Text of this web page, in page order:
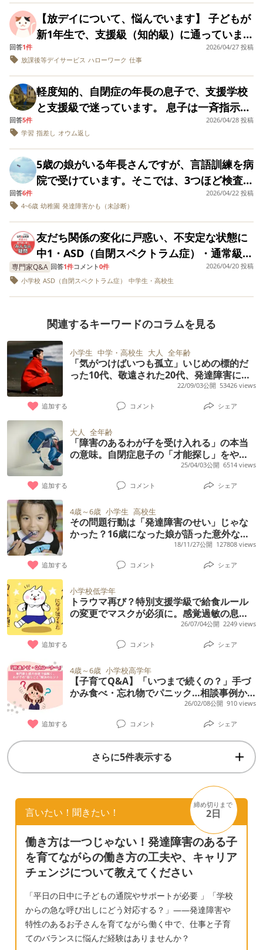
喧嘩になり、取っ組み合い（母と）になりま
す。 スマホやゲームにどっぷり依存していま
すが、こちらが強硬にスクリーンタイムを駆
使して夜中は絶対使わせないため、なんとか
昼夜逆転せずに朝起きて高校へ１時間かけて
通っています。 上記にかいたとおりここまで
親（母）がかなりしつこく子供にかかわって
きました。 だんな（父）には「子供に構い過
ぎ。もっと自主的になにかをやらせない（も
しくはやめさせない）と自分でなにもできな
くなる」と言われています。確かにそのとお
りですが高校生と親の適度な距離感がわかり
で。 中学と違って高校は連絡事項もプリント
とかではなく、本人にgoogle classroomな
どで伝えられるため（時間割や持ち物等
も）、親は子供の予定もわからない状態。年
間行事のおおまかなものだけぺらりと渡さ
きもきすることが多いです。部活の予定など
も然りで、土日の活動にお昼を持たせるのか
もわかないまま、帰ってくるのが夜の７時と
いうことも。 本人には伝えられているのかも
しれませんが、こちらが聞いても「わからな
い」と返されることが多く、２回聞くとキレ
ます。 毎年緊張感が抜けてくる６月頃、秋の
行事シーズン＆学級閉鎖シーズン、授業がゆ
るくなる年度末、に必ずトラブルが起こりま
す。 高校に入ってからも同じことが予想され
ますが、事前に先生に面談して相談しておく
べきか悩んでいます。 普通高校の先生はいっ
たいどのくらい生徒の生活面にかかわってく
れるのでしょうか。 中学生になってから親が
学校にフォローをお願いするのをとても嫌が
り（友達に何か言われたのかもしれません
が）「どうせあんたなんて何もできないんだ
から余計なことしないで」と言われていま
す。 本人はADHDであることは自覚していま
すが、フォローはされたくない、困っていな
い、という姿勢です。 友達の目を何より気に
している様子なので。 長々と書いてしまいま
したが、子供が高校生になって同じような経
験のある方、子供とのかかわり方や高校との
連携など教えていただけると助かります。 よ
ろしくお願いいたします。
ないし、身体はふにゃふにゃです。吸う力は
ないですが、今のところ飲み込む力は多少あ
るみたいです。誤嚥したことはありません。
明らかに筋肉が弱いのですが、診断名がつか
がつくまで時間がかかった場合、どのように
対応されていましたか？ 心身ともに健康な赤
ちゃんとして判断されるのでしょうか？ かか
りつけ医に診断がつくか不安だと聞いたこと
がありますが、「うーん、そだねー」で終わ
ってしまいます。 何かしら診断がつくのに時
間がかかった方、どのようになったか流れや
経験談を教えていただけないでしょうか。
いいですか。
ようなことがあれば中学から（あるいは小学
校の途中から）特別支援学校へ移ることも選
択肢に入れたいと考えています。 これまでの
発達検査や療育の資料はすべて手元にあり、
と連携を始めたところです。 そこで、支援学
校への転校や中学からの入学を視野に入れて
いる場合、低学年のうちからどのような準備
や情報収集をしておくべきでしょうか？特に
お聞きしたいのは以下の点です。 1.記録の残
し方：学校での様子や家庭での変化など、将
来の判断材料としてどのような記録を蓄積し
ミング： まだ1年生ですが、早い段階で支援
どこかに相談すべきでしょうか。 3.判断の目
安：「支援級から支援学校へ」と切り替えた
経験がある方がいらっしゃれば、どのような
ない先生が多い感じがして（これは仕方のな
いことで、分かっていたことではあるのです
が） 今の選択が間違いだったのではと心が不
安定になってしまったりもしています。 しか
し、前向きに動きたいと思っていますので、
アドバイスをいただけると幸いです。 ちなみ
に現在は、楽しく学校には通えている状況で
す。
いるのですが、このままだと借金地獄の人生
になるのでは？と。 お金の計算が小さい時か
ら苦手です。提出物も出せない、部屋がグチ
ャグチャ、片付けは一気にしてまた2日後には
グチャグチャとなります。 将来が心配で
す。小学生のときに1ヶ月ほど不登校になりま
したが、中学は休まずがんばれました。高校
になり、半分大人になりかけて、どう育てた
ように伝えて教えたらいいのか。 我が家は共
働き、中流家庭だと思います。まわりの友達
はバイトをしているのである程度お金をもっ
ています。他人に借金をしないようにと伝え
ているのですが、毎日1000円つかうのは働く
大人の生活だよと。アドバイスをいただける
とありがたいです。私は子育ては苦手です。
一人娘で、主人は優しくいい父、夫ですが、
高校でたら絶縁でもいいと、ドライな事をい
います。 大切な娘を立派な大人にしてやりた
いとおもっています。アドバイスをお願いし
ます。
ことが多いです。 また、運動神経は悪くはな
いはずなのですが、どうも感覚が悪く、5ヶ月
かかってやっとけん玉のもしカメが10回でき
るようになったり、スイミングでは、いまだ
にバタ足が合格しません。キャッチボール
は、やっとまっすぐ投げられるようになって
きましたが、集中が切れやすいです。 学習面
で遅れないか、 運動が苦手で友達に仲間外れ
にされないか 大変心配しています。 親として
できることは何でしょう？ ご助言お願いしま
す。 ※心配していた社会性の部分では、自分
の興味に引っ張られがちなところや、内向き
ら友達に向かう姿が増え、一緒に鬼ごっこや
最近はドッジボール、ボードゲームや虫取り
など、楽しむ姿が見られるようになりまし
た。やりとりもスムーズで、何かする前は必
ずお伺いしたり、ごめん、ありがとうをさり
て、譲ったり受け入れたりする姿がみられる
ようになりました。また、何して遊ぶか相談
しながら遊びを進める姿も増えています。た
だ、苦手な遊びだとふざけることもあるの
で、友達に怒られてます。
【放デイについて、悩んでいます】 子どもが
新1年生で、支援級（知的級）に通っていま
す。 現在、放課後等デイサービスを2か所利
用しているのですが、どちらも同じ運営会社
している形です。 その中で、全体を見ている
女性の方（代表のような立場の方）がいるの
ですが、少しクセが強い印象を受けました。
まだ契約時やその後少し関わった程度ではあ
るのですが、そのときのやり取りや雰囲気か
ら、職員の方々も対応に気を使っているよう
に感じてしまい、不安があります。 また、2
か所のうちの1か所で責任者をされていた方が
4月末で退職されると知り、その方もその女性
とのやり取りで疲れているような印象を受け
ていたので、「やっぱりか…」といった感じ
でした。 さらに、ハローワークで事業所の求
人が出ているのも見かけ、内部の状況が少し
手当を受けながら在宅で副業をしているた
探しも進めていく予定で、外に出る機会が増
えることを考え、5月後半からは週5利用にし
ていこうという話はすでに進めています。 た
だ、最近少し子どもに疲れが見えるような気
が）、このまま週5に増やして大丈夫なのか迷
っています。 一旦は週3のまま様子を見た方
がいいのではとも思うのですが、すでに週5で
話を進めているため、今から変更すると事業
う気持ちもあります。 また、もし一度週3に
戻した場合、今後また利用日数を増やしたい
となったときに、事業所側としても対応が難
しくなるのではないかとも気になっていま
のですが、今のタイミングで増やすべきか判
断がつきません。 このような状況で、 ・事業
所の雰囲気に不安がある場合の判断 ・利用日
数（週3→週5）を増やすタイミング ・一度進
のように考えますか？ 同じような経験がある
方や、アドバイスがあれば教えていただきた
いです。
回答1件
2026/04/27 投稿
放課後等デイサービス ハローワーク 仕事
軽度知的、自閉症の年長の息子で、支援学校
と支援級で迷っています。 息子は一斉指示が
通りにくく、切り替えが苦手で癇癪がありま
す。 言葉は三語文以上話せますが、オウム返
どの自由に答えるような複雑な質問には答え
られません。 OTの先生からは支援学校が安
心と言われていて、私も支援学校が手厚く安
心だと思っていますが、気になることもあり
ます。 気になること： ・支援学校の見学で、
中～重度の子がメインで軽度の子はほどんど
いないと言われたこと。 ・手先が器用で、ひ
らがな、カタカナ、ローマ字、数字（10000
以上数えられる）、一部の漢字（30個ぐら
と。 ・身辺自立が今年中でマスターできそう
なこと（今は、トイレにひとりで行ける、う
んちは拭けるが甘い時がある、食事はスプー
ンだが園では一人で時間内に食べきってい
る、着替えは裏返したりボタンをとめたりは
できないけど着脱できる） ・言葉がたくさん
出てきていて、言葉でのやり取りが伸びてき
ていること 恐らく支援級と支援学校の間くら
いになるのかなと思っています。 手厚く支援
学校で伸ばしてあげたいと思う反面、知的好
奇心が強く、おしゃべりや歌が好きなので、
お友達が話せない子ばかりだと退屈してしま
い逆に荒れるのではと心配しています。 とい
うのも、療育で中度メインのクラス（絵カー
ド指差し中心）にいたときは行きたくないと
いい荒れて崩れ、今の軽度のクラス（自己紹
介や伝える力が必要）では行きたいと言い落
ち着いているからです。 支援学校+リタリコ
オンラインなどで自宅学習 がいいのかなと
思っているのですが、みなさんどのように考
えて進路を選択されましたか？ 園の先生から
はすごく伸びてきているので、この１年次第
ですねと言われています。 楽しく通ってくれ
て本人に合っている方を選んであげたいので
すが、悩みすぎてわからなくなってきていま
す。
回答5件
2026/04/28 投稿
学習 指差し オウム返し
5歳の娘がいる年長さんですが、言語訓練を病
院で受けています。そこでは、3つほど検査を
取ってもらったのですが全て年齢平均と言わ
れました。言語に関するリハビリは、できな
言われ切り替えが嫌な顔しながら切り替えす
るのが気になると言いましたが、好きなこと
や嫌なことをするのは大人も同じで嫌だなー
と言われたけど、言語訓練できないの？ キョ
ロキョロしちゃってたり、幼稚園の出来事を
喋ってくれなかったりします。献立表を見
て、これ食べた？と聞くとたくさんお話をし
てくれます。 こんな感じで突き返されるんで
すかね、、、？ 問題点は思いつかなくて、不
安が大きいからですか、、？
回答6件
2026/04/22 投稿
4~6歳 幼稚園 発達障害かも（未診断）
友だち関係の変化に戸惑い、不安定な状態に
中1・ASD（自閉スペクトラム症）・通常級在
籍 登下校時の友人関係の変化に脳が追いつか
ず、被害的な感覚が強まっており、不安定な
状態になっているようです。 小学校からずっ
と一緒に帰っていた友だちが、中学で新しい
友だちと帰り始めたことでいつもと違う状況
に戸惑っているようです。「3人で帰る時の立
ち位置」や誘うタイミングが分からず、結局
一人で帰る道を選んでいますが、後ろから聞
こえる同級生の笑い声を「自分をバカにして
いる」と受け取ってしまい、帰宅後はひどく
落ち込んでいます。これまで固定されていた
「帰り道のルーティン」が崩れたことで、本
人の精神的な余裕が完全になくなっているよ
うに思えます。 変化への適応が難しい時期
の、心のケアや友人との距離感をどう伝える
べきなのでしょうか。
専門家Q&A 回答1件コメント0件
2026/04/20 投稿
小学校 ASD（自閉スペクトラム症） 中学生・高校生
関連するキーワードのコラムを見る
小学生 中学・高校生 大人 全年齢
「気がつけばいつも孤立」いじめの標的だ
った10代、敬遠された20代、発達障害に気
づいた30代。40代となった今は――発達障
害の私の悲しみの軌跡
22/09/03公開 53426 views
追加する コメント シェア
大人 全年齢
「障害のあるわが子を受け入れる」の本当
の意味。自閉症息子の「才能探し」をやめ
25/04/03公開 6514 views
追加する コメント シェア
4歳～6歳 小学生 高校生
その問題行動は「発達障害のせい」じゃな
かった？16歳になった娘が語った意外な理
18/11/27公開 127808 views
追加する コメント シェア
小学校低学年
トラウマ再び？特別支援学級で給食ルール
の変更でマスクが必須に。感覚過敏の息子
との試行錯誤【医師のアドバイスも】
26/07/04公開 2249 views
追加する コメント シェア
4歳～6歳 小学校高学年
【子育てQ&A】「いつまで続くの？」手づ
かみ食べ・忘れ物でパニック…相談事例か
ら学ぶ「自立を促す」関わり方【専門家回
26/02/08公開 910 views
追加する コメント シェア
さらに5件表示する
言いたい！聞きたい！
締め切りまで
2日
働き方は一つじゃない！発達障害のある子
を育てながらの働き方の工夫や、キャリア
チェンジについて教えてください
「平日の日中に子どもの通院やサポートが必要 」「学校
からの急な呼び出しにどう対応する？」——発達障害や
特性のあるお子さんを育てながら働く中で、仕事と子育
てのバランスに悩んだ経験はありませんか？